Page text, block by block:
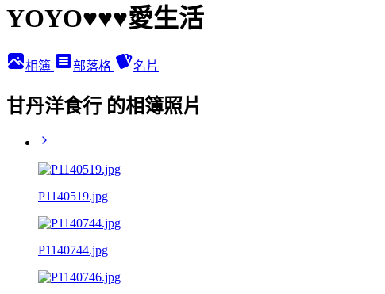
YOYO♥♥♥愛生活
相簿 部落格 名片
甘丹洋食行 的相簿照片
P1140519.jpg
P1140744.jpg